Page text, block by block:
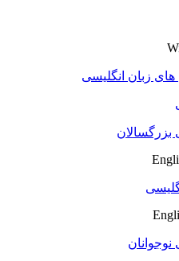
زبان انگلیسی
بزرگسالان